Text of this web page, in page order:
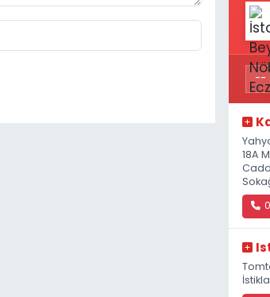
18A